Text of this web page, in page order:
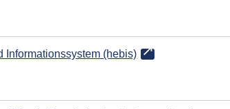
Informationssystem (hebis)